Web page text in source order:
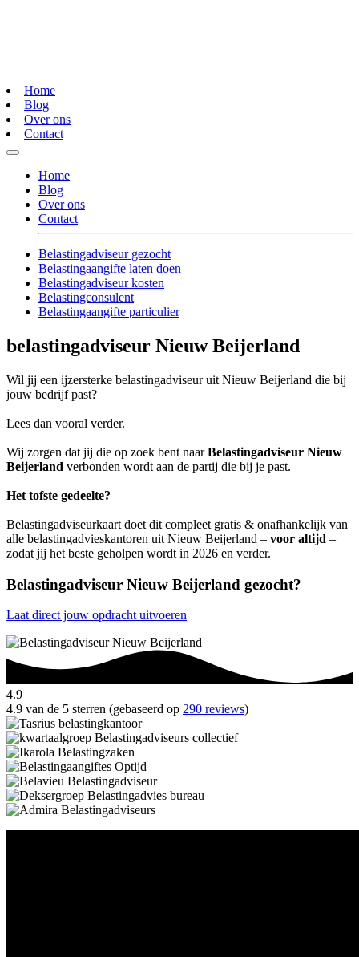
Home
Blog
Over ons
Contact
Home
Blog
Over ons
Contact
Belastingadviseur gezocht
Belastingaangifte laten doen
Belastingadviseur kosten
Belastingconsulent
Belastingaangifte particulier
belastingadviseur Nieuw Beijerland
Wil jij een ijzersterke belastingadviseur uit Nieuw Beijerland die bij
jouw bedrijf past?
Lees dan vooral verder.
Wij zorgen dat jij die op zoek bent naarBelastingadviseur Nieuw
Beijerland verbonden wordt aan de partij die bij je past.
Het tofste gedeelte?
Belastingadviseurkaart doet dit compleet gratis & onafhankelijk van
alle belastingadvieskantoren uit Nieuw Beijerland – voor altijd –
zodat jij het beste geholpen wordt in 2026 en verder.
Belastingadviseur Nieuw Beijerland gezocht?
Laat direct jouw opdracht uitvoeren
4.9
4.9 van de 5 sterren (gebaseerd op 290 reviews)